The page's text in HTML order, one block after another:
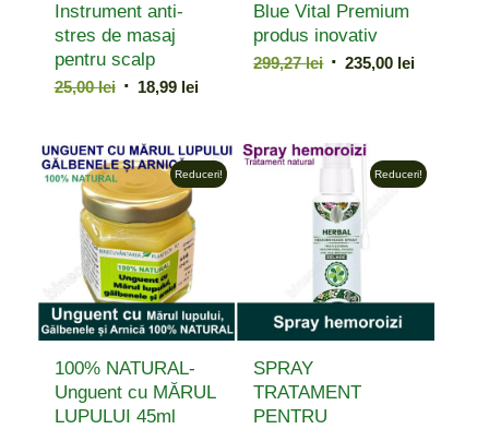
Instrument anti-
stres de masaj
pentru scalp
25,00lei Prețul
fost:
25,00 lei.
18,99 leiPrețul
18,99 lei.
Blue Vital Premium
produs inovativ
299,27lei Prețul
299,27 lei.
235,00 leiPrețul
100% NATURAL-
Unguent cu MĂRUL
LUPULUI 45ml
Reduceri!
SPRAY
TRATAMENT
PENTRU
Reduceri!